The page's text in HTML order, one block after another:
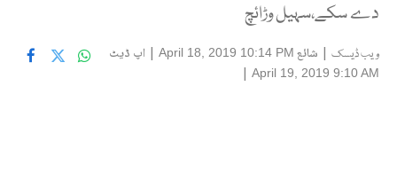
دے سکے،سہیل وڑائچ
ویب ڈیسک | شائع April 18, 2019 10:14 PM
| اپ ڈیٹ
April 19, 2019 9:10 AM
|